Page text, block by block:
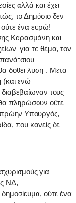
αλλά και έχει
το Δημόσιο δεν
ούτε ένα ευρώ!
Καρασμάνη και
για το θέμα, τον
δοθεί λύση¨. Μετά
(και ενώ
τους
πληρώσουν ούτε
πρώην Υπουργός,
που κανείς δε
για
ΝΔ,
ούτε ένα